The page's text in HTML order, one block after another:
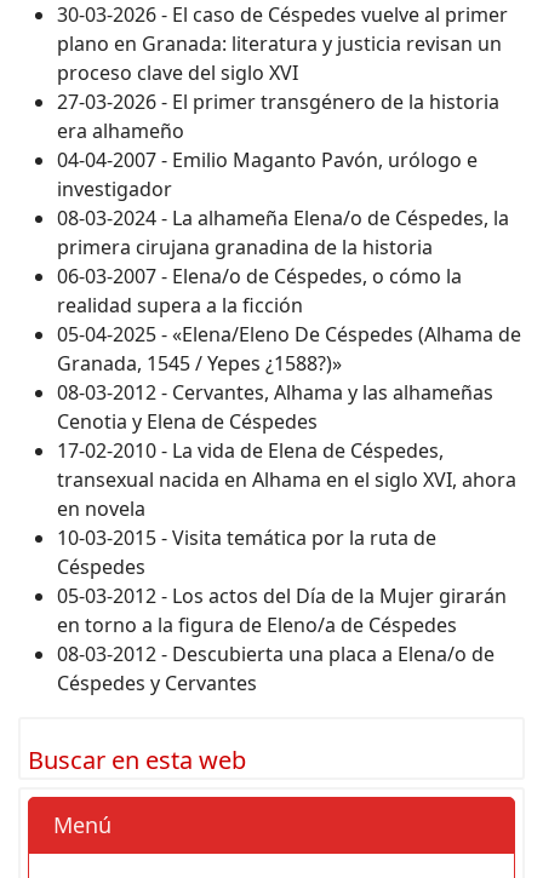
30-03-2026 - El caso de Céspedes vuelve al primer
plano en Granada: literatura y justicia revisan un
proceso clave del siglo XVI
27-03-2026 - El primer transgénero de la historia
era alhameño
04-04-2007 - Emilio Maganto Pavón, urólogo e
investigador
08-03-2024 - La alhameña Elena/o de Céspedes, la
primera cirujana granadina de la historia
06-03-2007 - Elena/o de Céspedes, o cómo la
realidad supera a la ficción
05-04-2025 - «Elena/Eleno De Céspedes (Alhama de
Granada, 1545 / Yepes ¿1588?)»
08-03-2012 - Cervantes, Alhama y las alhameñas
Cenotia y Elena de Céspedes
17-02-2010 - La vida de Elena de Céspedes,
transexual nacida en Alhama en el siglo XVI, ahora
en novela
10-03-2015 - Visita temática por la ruta de
Céspedes
05-03-2012 - Los actos del Día de la Mujer girarán
en torno a la figura de Eleno/a de Céspedes
08-03-2012 - Descubierta una placa a Elena/o de
Céspedes y Cervantes
Buscar en esta web
Menú